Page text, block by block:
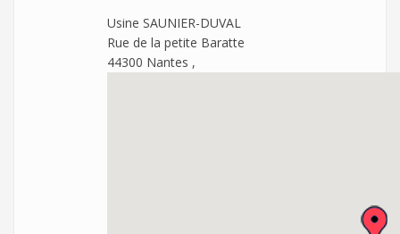
Usine SAUNIER-DUVAL
Rue de la petite Baratte
44300 Nantes ,